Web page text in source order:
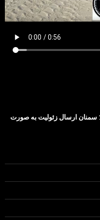
صادرات زئولیت کلینوپتیلولیت ۹۸٪ درجه 1 سمنان ارسال زئولیت به صورت